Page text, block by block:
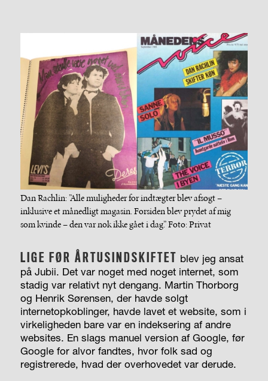
Dan Rachlin: ”Alle muligheder for indtægter blev afsøgt –
inklusive et månedligt magasin. Forsiden blev prydet af mig
som kvinde – den var nok ikke gået i dag.” Foto: Privat
LIGE FØR ÅRTUSINDSKIFTET blev jeg ansat
på Jubii. Det var noget med noget internet, som
stadig var relativt nyt dengang. Martin Thorborg
og Henrik Sørensen, der havde solgt
internetopkoblinger, havde lavet et website, som i
virkeligheden bare var en indeksering af andre
websites. En slags manuel version af Google, før
Google for alvor fandtes, hvor folk sad og
registrerede, hvad der overhovedet var derude.